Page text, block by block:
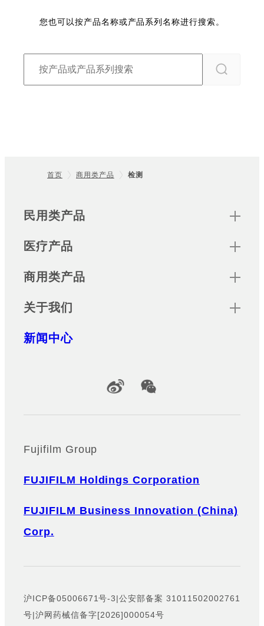
您也可以按产品名称或产品系列名称进行搜索。
首页 商用类产品 检测
Sitemap
民用类产品
医疗产品
商用类产品
关于我们
新闻中心
Official Social Media Accounts
Fujifilm Group
FUJIFILM Holdings Corporation
FUJIFILM Business Innovation (China)
Corp.
沪ICP备05006671号-3|公安部备案 31011502002761
号|沪网药械信备字[2026]000054号